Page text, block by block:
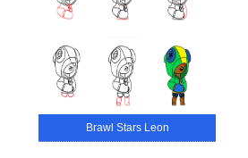
Brawl Stars Leon